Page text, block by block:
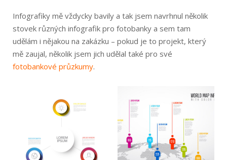
Infografiky mě vždycky bavily a tak jsem navrhnul několik
stovek různých infografik pro fotobanky a sem tam
udělám i nějakou na zakázku – pokud je to projekt, který
mě zaujal, několik jsem jich udělal také pro své
fotobankové průzkumy.